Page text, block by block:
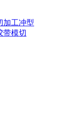
加工冲型
带模切